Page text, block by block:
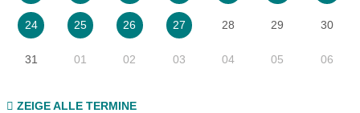
24 25 26 27 28 29 30
31 01 02 03 04 05 06
ZEIGE ALLE TERMINE